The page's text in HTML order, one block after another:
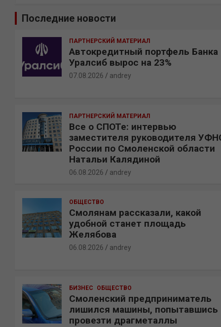
Последние новости
ПАРТНЕРСКИЙ МАТЕРИАЛ
Автокредитный портфель Банка
Уралсиб вырос на 23%
07.08.2026 andrey
ПАРТНЕРСКИЙ МАТЕРИАЛ
Все о СПОТе: интервью
заместителя руководителя
России по Смоленской области
Натальи Калядиной
06.08.2026 andrey
ОБЩЕСТВО
Смолянам рассказали, какой
удобной станет площадь
Желябова
06.08.2026 andrey
БИЗНЕС ОБЩЕСТВО
Смоленский предприниматель
лишился машины, попытавшись
провезти драгметаллы